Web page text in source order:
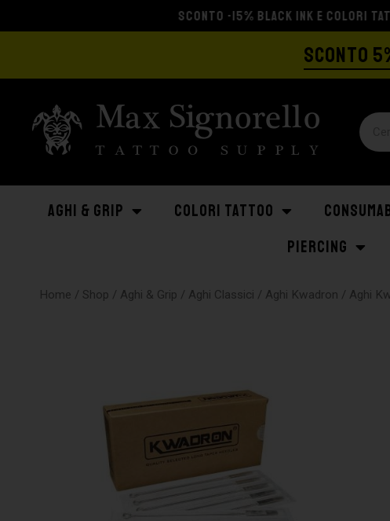
SCONTO
AGHI & GRIP COLORI TATTOO
PIERCING
Home / Shop / Aghi & Grip / Aghi Classici / Aghi Kwadron / Aghi